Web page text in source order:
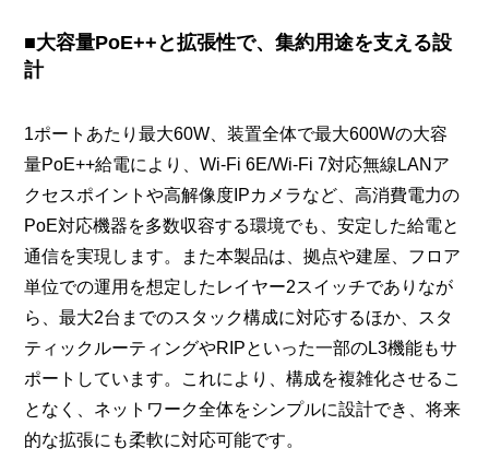
■大容量PoE++と拡張性で、集約用途を支える設
計
1ポートあたり最大60W、装置全体で最大600Wの大容
量PoE++給電により、Wi‑Fi 6E/Wi‑Fi 7対応無線LANア
クセスポイントや高解像度IPカメラなど、高消費電力の
PoE対応機器を多数収容する環境でも、安定した給電と
通信を実現します。また本製品は、拠点や建屋、フロア
単位での運用を想定したレイヤー2スイッチでありなが
ら、最大2台までのスタック構成に対応するほか、スタ
ティックルーティングやRIPといった一部のL3機能もサ
ポートしています。これにより、構成を複雑化させるこ
となく、ネットワーク全体をシンプルに設計でき、将来
的な拡張にも柔軟に対応可能です。